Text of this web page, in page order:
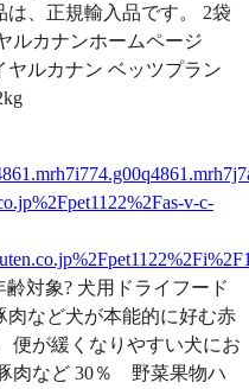
、正規輸入品です。 2袋
ルカナンホームページ
ルカナン ベッツプラン
v-c-
対象? 犬用ドライフード
肉など犬が本能的に好む赤
便が緩くなりやすい犬にお
肉など 30％ 野菜果物ハ